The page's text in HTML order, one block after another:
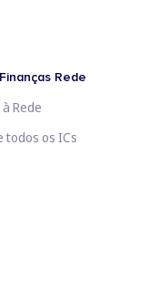
Rede
Rede
todos os ICs